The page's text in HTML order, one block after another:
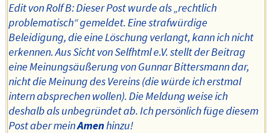
Edit von Rolf B: Dieser Post wurde als „rechtlich
problematisch“ gemeldet. Eine strafwürdige
Beleidigung, die eine Löschung verlangt, kann ich nicht
erkennen. Aus Sicht von Selfhtml e.V. stellt der Beitrag
eine Meinungsäußerung von Gunnar Bittersmann dar,
nicht die Meinung des Vereins (die würde ich erstmal
intern absprechen wollen). Die Meldung weise ich
deshalb als unbegründet ab. Ich persönlich füge diesem
Post aber meinAmenhinzu!